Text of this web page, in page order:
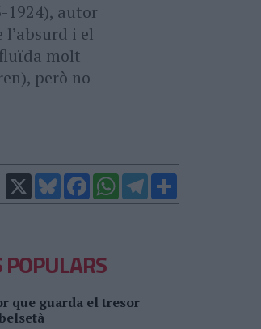
1924), autor
i el
molt
però no
X BlueskyFacebookWhatsAppTelegram
que guarda el tresor